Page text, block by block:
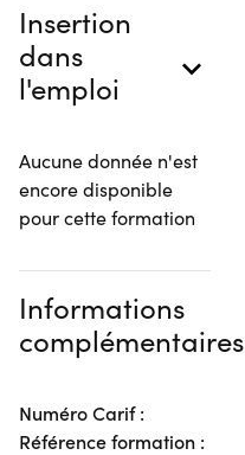
Insertion
dans
l'emploi
Aucune donnée n'est
encore disponible
pour cette formation
Informations
complémentaires
Numéro Carif :
Référence formation :